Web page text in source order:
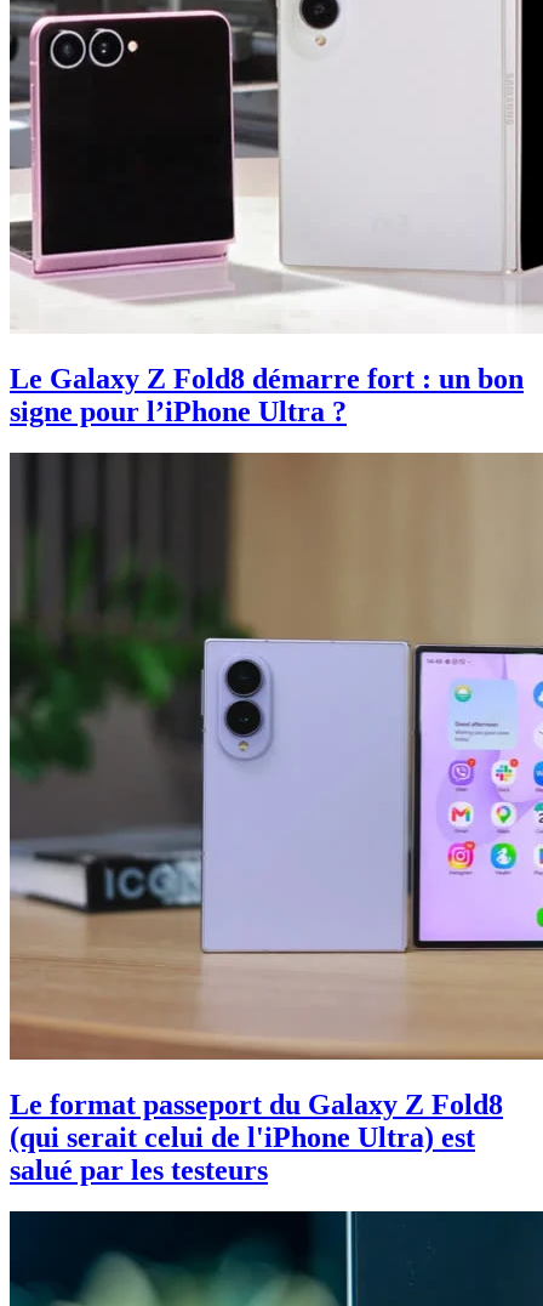
Le Galaxy Z Fold8 démarre fort : un bon
signe pour l’iPhone Ultra ?
Le format passeport du Galaxy Z Fold8
(qui serait celui de l'iPhone Ultra) est
salué par les testeurs